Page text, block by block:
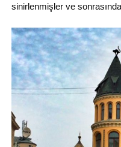
sinirlenmişler ve